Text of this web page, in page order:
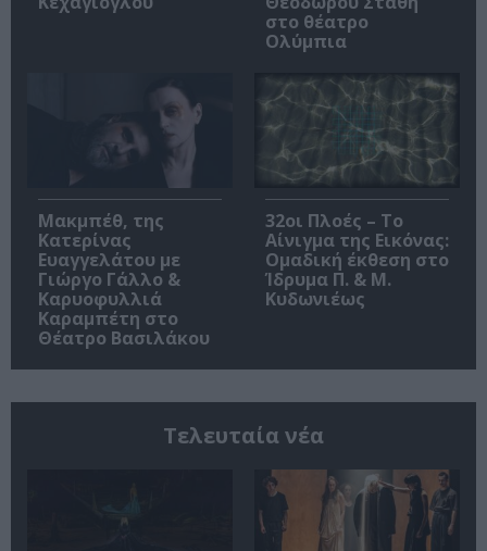
στο θέατρο
Ολύμπια
Μακμπέθ, της
Κατερίνας
Ευαγγελάτου με
Γιώργο Γάλλο &
Καρυοφυλλιά
Καραμπέτη στο
Θέατρο Βασιλάκου
32οι Πλοές – Το
Αίνιγμα της Εικόνας:
Ομαδική έκθεση στο
Ίδρυμα Π. & Μ.
Κυδωνιέως
Τελευταία νέα